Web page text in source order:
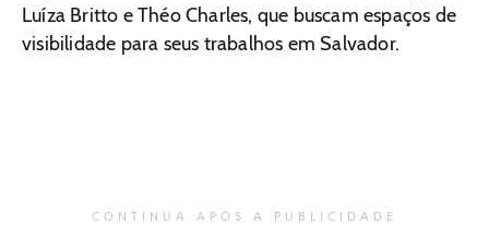
Luíza Britto e Théo Charles, que buscam espaços de
visibilidade para seus trabalhos em Salvador.
CONTINUA APÓS A PUBLICIDADE